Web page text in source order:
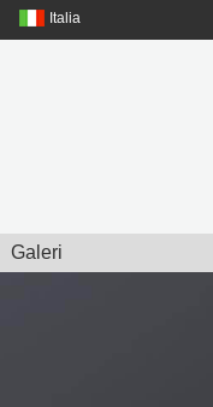
Italia
Galeri